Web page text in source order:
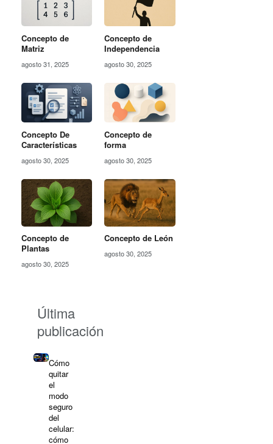
Concepto de
Matriz
agosto 31, 2025
Concepto de
Independencia
agosto 30, 2025
Concepto De
Características
agosto 30, 2025
Concepto de
forma
agosto 30, 2025
Concepto de
Plantas
agosto 30, 2025
Concepto de León
agosto 30, 2025
Última
publicación
Cómo
quitar
el
modo
seguro
del
celular:
cómo